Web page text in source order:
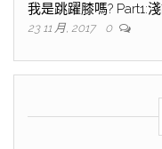
我是跳躍膝嗎? Part1:
23 11 月, 2017 0